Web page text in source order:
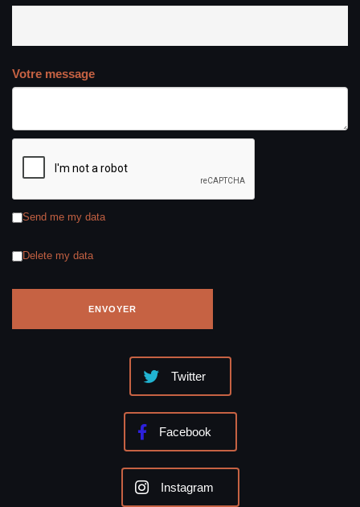
Votre message
Send me my data
Delete my data
Twitter
Facebook
Instagram